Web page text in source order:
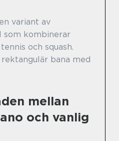
variant av
som kombinerar
och squash.
bana med
mellan
och vanlig